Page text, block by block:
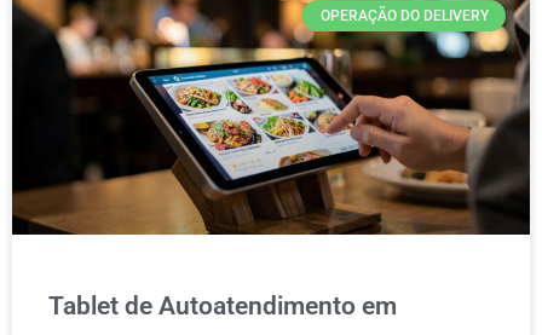
OPERAÇÃO DO DELIVERY
Tablet de Autoatendimento em